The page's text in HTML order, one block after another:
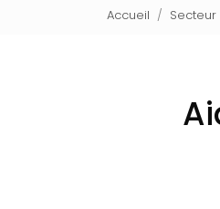
Accueil Secteur